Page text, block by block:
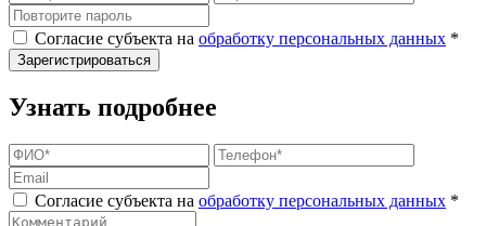
Согласие субъекта на обработку персональных данных *
Зарегистрироваться
Узнать подробнее
Согласие субъекта на обработку персональных данных *